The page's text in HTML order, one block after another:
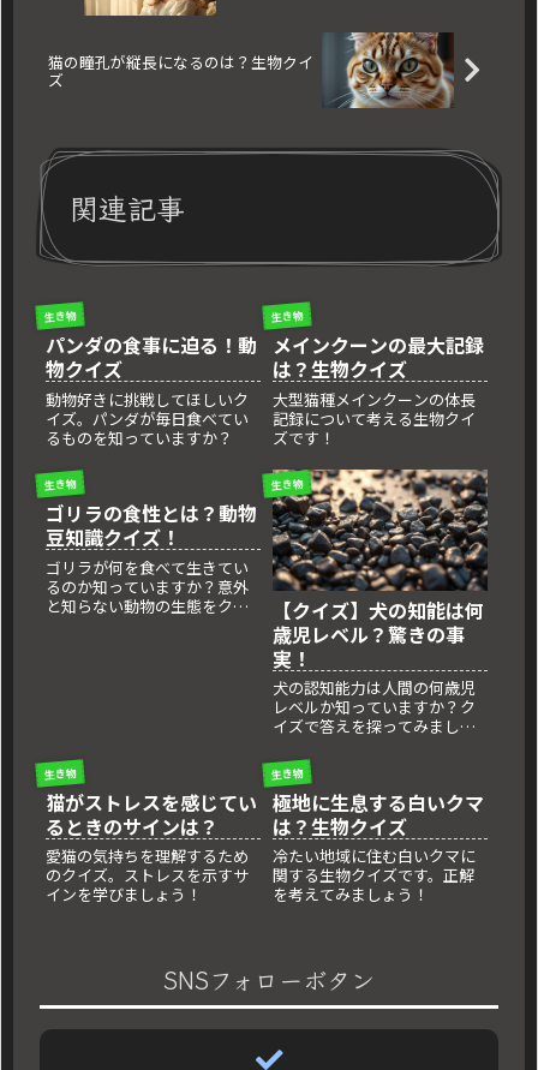
猫の瞳孔が縦長になるのは？生物クイ
ズ
関連記事
生き物
パンダの食事に迫る！動
物クイズ
動物好きに挑戦してほしいク
イズ。パンダが毎日食べてい
るものを知っていますか？
生き物
メインクーンの最大記録
は？生物クイズ
大型猫種メインクーンの体長
記録について考える生物クイ
ズです！
生き物
ゴリラの食性とは？動物
豆知識クイズ！
ゴリラが何を食べて生きてい
るのか知っていますか？意外
と知らない動物の生態をクイ
生き物
【クイズ】犬の知能は何
歳児レベル？驚きの事
実！
犬の認知能力は人間の何歳児
レベルか知っていますか？ク
イズで答えを探ってみましょ
生き物
猫がストレスを感じてい
るときのサインは？
愛猫の気持ちを理解するため
のクイズ。ストレスを示すサ
インを学びましょう！
生き物
極地に生息する白いクマ
は？生物クイズ
冷たい地域に住む白いクマに
関する生物クイズです。正解
を考えてみましょう！
SNSフォローボタン